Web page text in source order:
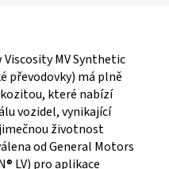
MV Synthetic
převodovky) má plně
které nabízí
vozidel, vynikající
životnost
od General Motors
LV) pro aplikace